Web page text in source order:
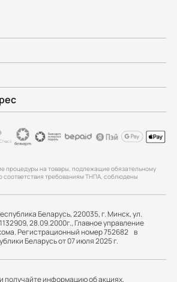
процедуры на товары, подлежащие обязательному
соответствия требованиям ТНПА, соблюдены
Беларусь, 220035, г. Минск, ул.
28.09.2000г., Главное управление
Регистрационный номер 752682 в
Беларусь от 07 июля 2025 г.
получайте информацию об акциях,